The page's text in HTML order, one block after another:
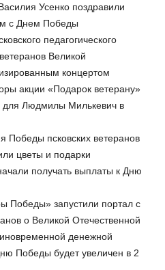
Усенко поздравили
с Днем Победы
педагогического
Великой
концертом
акции «Подарок ветерану»
для Людмилы Милькевич в
Победы псковских ветеранов
цветы и подарки
получать выплаты к Дню
Победы» запустили портал с
о Великой Отечественной
денежной
Победы будет увеличен в 2